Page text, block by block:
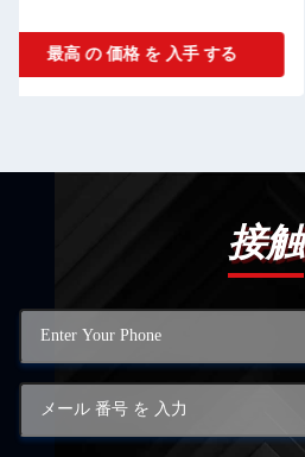
最高 の 価格 を 入手 する
接触